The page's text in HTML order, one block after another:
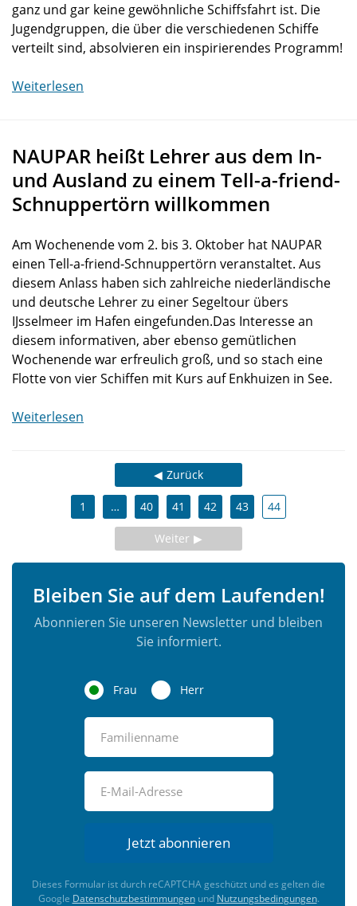
ganz und gar keine gewöhnliche Schiffsfahrt ist. Die
Jugendgruppen, die über die verschiedenen Schiffe
verteilt sind, absolvieren ein inspirierendes Programm!
Weiterlesen
NAUPAR heißt Lehrer aus dem In-
und Ausland zu einem Tell-a-friend-
Schnuppertörn willkommen
Am Wochenende vom 2. bis 3. Oktober hat NAUPAR
einen Tell-a-friend-Schnuppertörn veranstaltet. Aus
diesem Anlass haben sich zahlreiche niederländische
und deutsche Lehrer zu einer Segeltour übers
IJsselmeer im Hafen eingefunden.Das Interesse an
diesem informativen, aber ebenso gemütlichen
Wochenende war erfreulich groß, und so stach eine
Flotte von vier Schiffen mit Kurs auf Enkhuizen in See.
Weiterlesen
Zurück
1 … 40 41 42 43 44
Weiter
Bleiben Sie auf dem Laufenden!
Abonnieren Sie unseren Newsletter und bleiben
Sie informiert.
Frau Herr
Jetzt abonnieren
Dieses Formular ist durch reCAPTCHA geschützt und es gelten die
Google Datenschutzbestimmungenund Nutzungsbedingungen.